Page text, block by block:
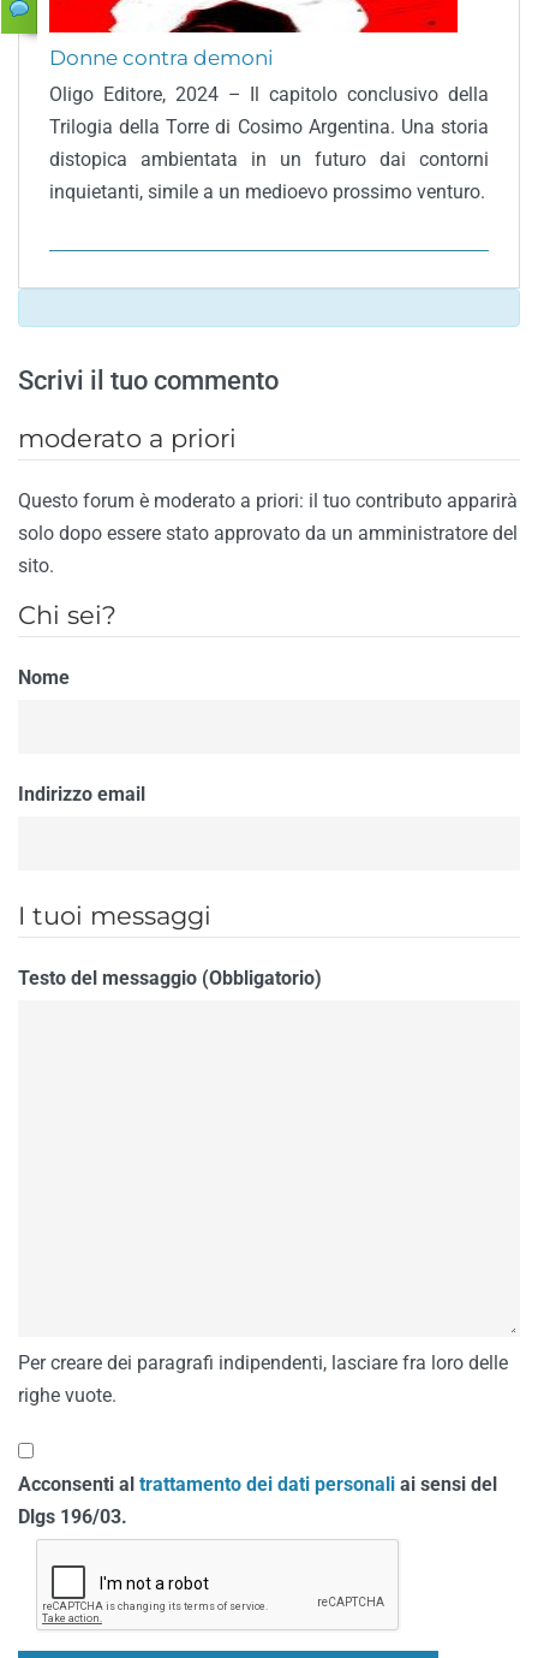
Donne contra demoni
Oligo Editore, 2024 – Il capitolo conclusivo della
Trilogia della Torre di Cosimo Argentina. Una storia
distopica ambientata in un futuro dai contorni
inquietanti, simile a un medioevo prossimo venturo.
Scrivi il tuo commento
moderato a priori
Questo forum è moderato a priori: il tuo contributo apparirà
solo dopo essere stato approvato da un amministratore del
sito.
Chi sei?
Nome
Indirizzo email
I tuoi messaggi
Testo del messaggio (Obbligatorio)
Per creare dei paragrafi indipendenti, lasciare fra loro delle
righe vuote.
Acconsenti al trattamento dei dati personali ai sensi del
Dlgs 196/03.